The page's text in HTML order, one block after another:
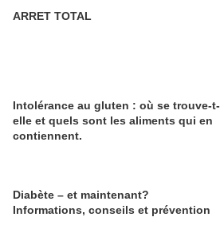
ARRET TOTAL
Intolérance au gluten : où se trouve-t-
elle et quels sont les aliments qui en
contiennent.
Diabète – et maintenant?
Informations, conseils et prévention